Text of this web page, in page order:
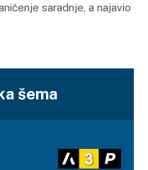
saradnje, a najavio
šema